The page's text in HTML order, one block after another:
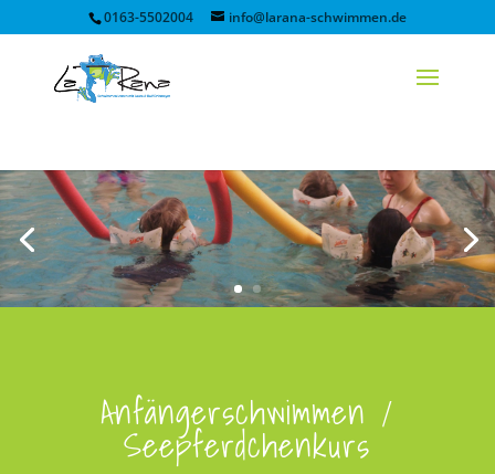
0163-5502004 info@larana-schwimmen.de
Anfängerschwimmen /
Seepferdchenkurs